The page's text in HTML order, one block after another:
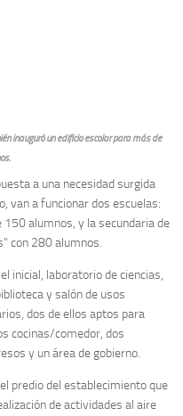
inauguró un edificio escolar para más de
a una necesidad surgida
van a funcionar dos escuelas:
150 alumnos, y la secundaria de
con 280 alumnos.
inicial, laboratorio de ciencias,
y salón de usos
dos de ellos aptos para
cocinas/comedor, dos
y un área de gobierno.
predio del establecimiento que
de actividades al aire